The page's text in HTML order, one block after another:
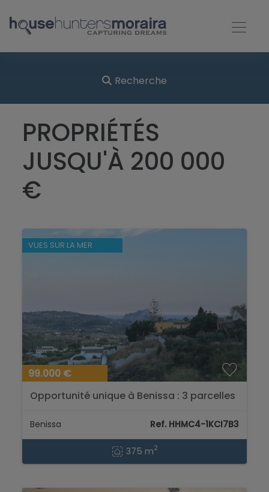
Recherche
PROPRIÉTÉS
JUSQU'À 200 000
€
VUES SUR LA MER
99.000 €
Opportunité unique à Benissa : 3 parcelles
la montagne....
Benissa Ref. HHMC4-1KCI7B3
375 m2